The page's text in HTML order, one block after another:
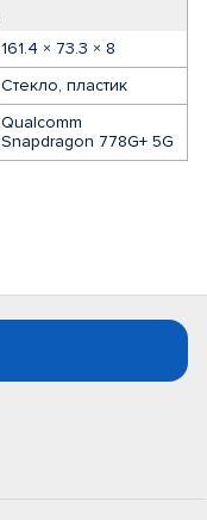
161.4 × 73.3 × 8
Стекло, пластик
Qualcomm
Snapdragon 778G+ 5G